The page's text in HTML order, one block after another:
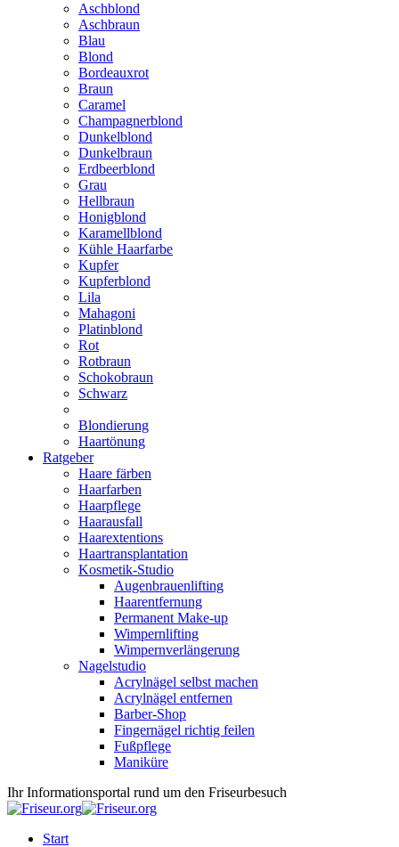
Aschblond
Aschbraun
Blau
Blond
Bordeauxrot
Braun
Caramel
Champagnerblond
Dunkelblond
Dunkelbraun
Erdbeerblond
Grau
Hellbraun
Honigblond
Karamellblond
Kühle Haarfarbe
Kupfer
Kupferblond
Lila
Mahagoni
Platinblond
Rot
Rotbraun
Schokobraun
Schwarz
Blondierung
Haartönung
Ratgeber
Haare färben
Haarfarben
Haarpflege
Haarausfall
Haarextentions
Haartransplantation
Kosmetik-Studio
Augenbrauenlifting
Haarentfernung
Permanent Make-up
Wimpernlifting
Wimpernverlängerung
Nagelstudio
Acrylnägel selbst machen
Acrylnägel entfernen
Barber-Shop
Fingernägel richtig feilen
Fußpflege
Maniküre
Ihr Informationsportal rund um den Friseurbesuch
Start